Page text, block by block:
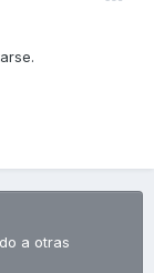
a otras